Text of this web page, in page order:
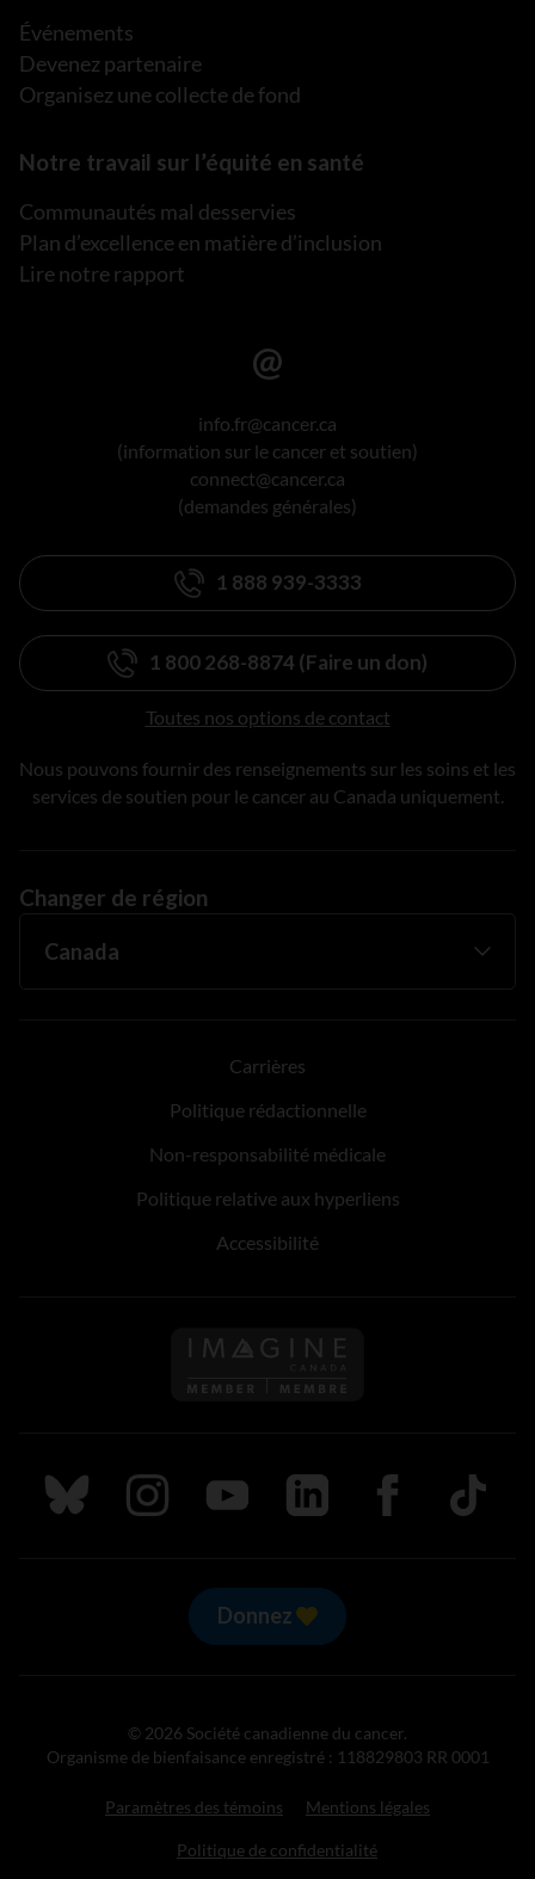
Événements
Devenez partenaire
Organisez une collecte de fond
Notre travail sur l’équité en santé
Communautés mal desservies
Plan d’excellence en matière d’inclusion
Lire notre rapport
info.fr@cancer.ca
(information sur le cancer et soutien)
connect@cancer.ca
(demandes générales)
1 888 939-3333
1 800 268-8874 (Faire un don)
Toutes nos options de contact
Nous pouvons fournir des renseignements sur les soins et les
services de soutien pour le cancer au Canada uniquement.
Changer de région
Carrières
Politique rédactionnelle
Non-responsabilité médicale
Politique relative aux hyperliens
Accessibilité
Suivez nous sur Bluesky
Suivez nous sur Instagram
Suivez nous sur Youtube
Suivez nous sur LinkedIn
Suivez nous sur
TikTok
Donnez
© 2026 Société canadienne du cancer.
Organisme de bienfaisance enregistré : 118829803 RR 0001
Paramètres des témoins Mentions légales
Politique de confidentialité